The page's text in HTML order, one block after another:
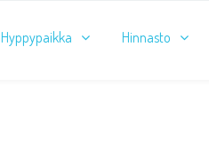
Hyppypaikka Hinnasto